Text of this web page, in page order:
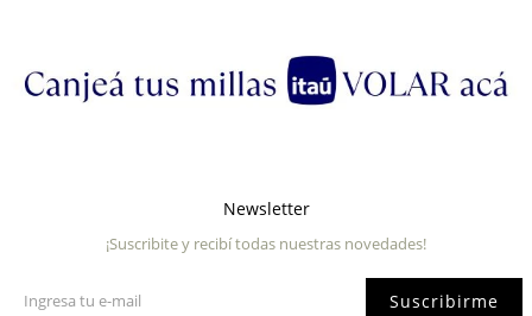
Newsletter
¡Suscribite y recibí todas nuestras novedades!
Suscribirme